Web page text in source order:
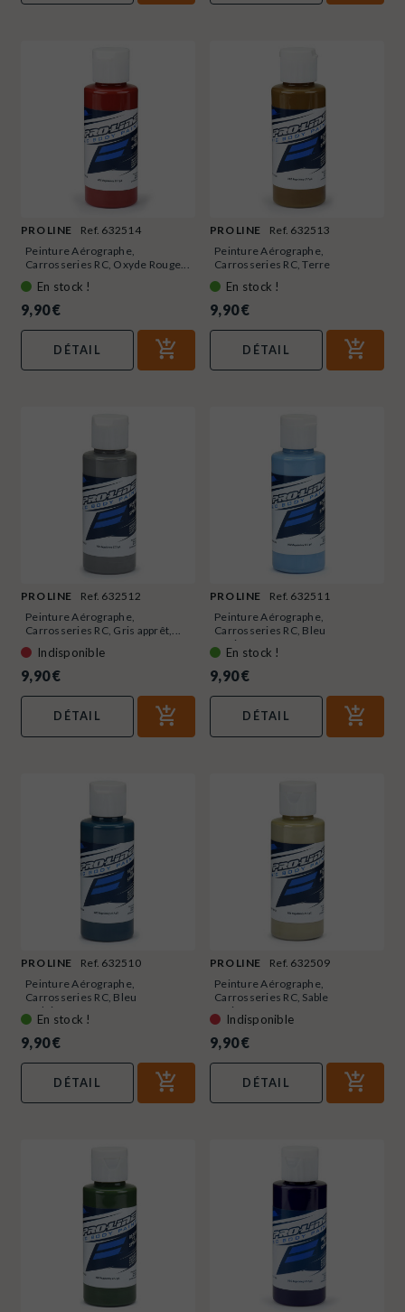
PRO LINE
Ref. 632514
Peinture Aérographe,
Carrosseries RC, Oxyde Rouge...
En stock !
9,90 €
DÉTAIL
PRO LINE
Ref. 632513
Peinture Aérographe,
Carrosseries RC, Terre
En stock !
9,90 €
DÉTAIL
PRO LINE
Ref. 632512
Peinture Aérographe,
Carrosseries RC, Gris apprêt,...
Indisponible
9,90 €
DÉTAIL
PRO LINE
Ref. 632511
Peinture Aérographe,
Carrosseries RC, Bleu
Héritage,...
En stock !
9,90 €
DÉTAIL
PRO LINE
Ref. 632510
Peinture Aérographe,
Carrosseries RC, Bleu
Ardoise,...
En stock !
9,90 €
DÉTAIL
PRO LINE
Ref. 632509
Peinture Aérographe,
Carrosseries RC, Sable
Mojave,...
Indisponible
9,90 €
DÉTAIL